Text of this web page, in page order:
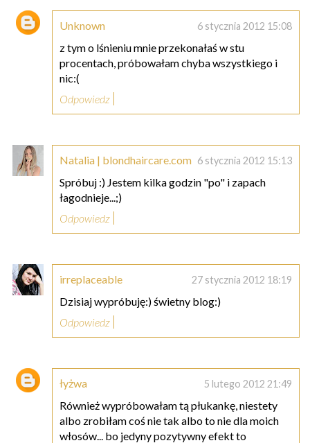
Unknown 6 stycznia 2012 15:08
z tym o lśnieniu mnie przekonałaś w stu
procentach, próbowałam chyba wszystkiego i
nic:(
Odpowiedz
Natalia | blondhaircare.com 6 stycznia 2012 15:13
Spróbuj :) Jestem kilka godzin "po" i zapach
łagodnieje...;)
Odpowiedz
irreplaceable 27 stycznia 2012 18:19
Dzisiaj wypróbuję:) świetny blog:)
Odpowiedz
łyżwa 5 lutego 2012 21:49
Również wypróbowałam tą płukankę, niestety
albo zrobiłam coś nie tak albo to nie dla moich
włosów... bo jedyny pozytywny efekt to